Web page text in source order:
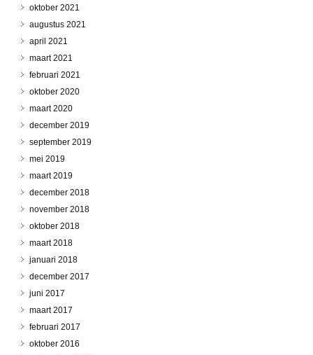
oktober 2021
augustus 2021
april 2021
maart 2021
februari 2021
oktober 2020
maart 2020
december 2019
september 2019
mei 2019
maart 2019
december 2018
november 2018
oktober 2018
maart 2018
januari 2018
december 2017
juni 2017
maart 2017
februari 2017
oktober 2016